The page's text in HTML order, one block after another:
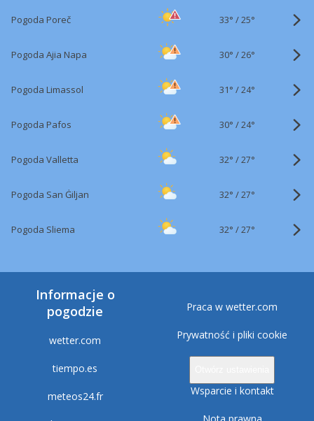
Pogoda Poreč 33° /25°
Pogoda Ajia Napa 30° /26°
Pogoda Limassol 31° /24°
Pogoda Pafos 30° /24°
Pogoda Valletta 32° /27°
Pogoda San Ġiljan 32° /27°
Pogoda Sliema 32° /27°
Informacje o
pogodzie
wetter.com
tiempo.es
meteos24.fr
Praca w wetter.com
Prywatność i pliki cookie
Wsparcie i kontakt